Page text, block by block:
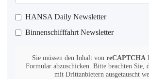
HANSA Daily Newsletter
Binnenschifffahrt Newsletter
Sie müssen den Inhalt von reCAPTCHA
Formular abzuschicken. Bitte beachten Sie,
mit Drittanbietern ausgetauscht